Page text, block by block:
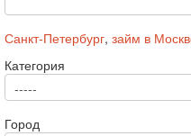
Санкт-Петербург, займ в
Категория
Город